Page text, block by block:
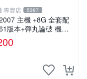
專賣店 5387
主機 +8G 全套配
版本+彈丸論破 機槍
數位化 PS Vita2007 保